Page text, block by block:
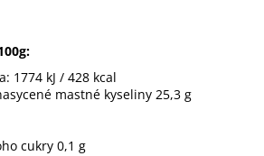
1774 kJ / 428 kcal
mastné kyseliny 25,3 g
cukry 0,1 g